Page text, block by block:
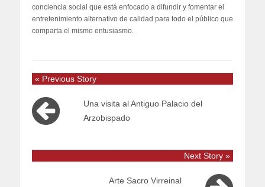
conciencia social que está enfocado a difundir y fomentar el
entretenimiento alternativo de calidad para todo el público que
comparta el mismo entusiasmo.
« Previous Story
Una visita al Antiguo Palacio del
Arzobispado
Next Story »
Arte Sacro Virreinal